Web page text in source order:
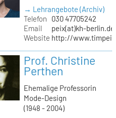
→ Lehrangebote (Archiv)
Telefon
030 47705242
Email
peix(at)kh-berlin.de
Website http://
Prof. Christine
Perthen
Ehemalige Professorin
Mode-Design
(1948 - 2004)